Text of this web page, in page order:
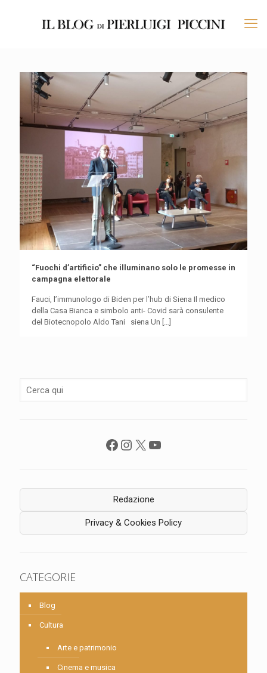
“Fuochi d’artificio” che illuminano solo le promesse in
campagna elettorale
Fauci, l’immunologo di Biden per l’hub di Siena Il medico
della Casa Bianca e simbolo anti- Covid sarà consulente
del Biotecnopolo Aldo Tani siena Un […]
Facebook
Instagram
X YouTube
Redazione
Privacy & Cookies Policy
CATEGORIE
Blog
Cultura
Arte e patrimonio
Cinema e musica